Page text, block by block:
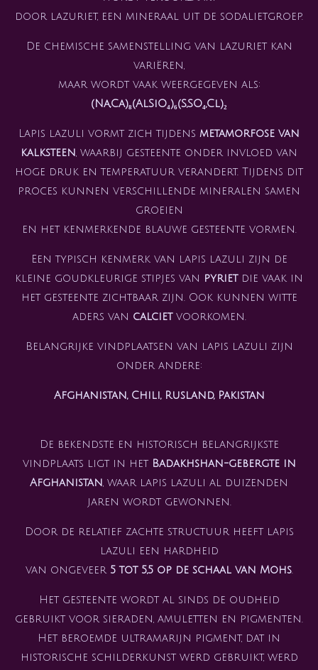
door lazuriet, een mineraal uit de sodalietgroep.
De chemische samenstelling van lazuriet kan
variëren,
maar wordt vaak weergegeven als:
(Na,Ca)₈(AlSiO₄)₆(S,SO₄,Cl)₂
Lapis lazuli vormt zich tijdens metamorfose van
kalksteen , waarbij gesteente onder invloed van
hoge druk en temperatuur verandert. Tijdens dit
proces kunnen verschillende mineralen samen
groeien
en het kenmerkende blauwe gesteente vormen.
Een typisch kenmerk van lapis lazuli zijn de
kleine goudkleurige stipjes van pyrietdie vaak in
het gesteente zichtbaar zijn. Ook kunnen witte
aders van calcietvoorkomen.
Belangrijke vindplaatsen van lapis lazuli zijn
onder andere:
Afghanistan, Chili, Rusland, Pakistan
De bekendste en historisch belangrijkste
vindplaats ligt in het Badakhshan-gebergte in
Afghanistan , waar lapis lazuli al duizenden
jaren wordt gewonnen.
Door de relatief zachte structuur heeft lapis
lazuli een hardheid
van ongeveer 5 tot 5,5 op de schaal van Mohs.
Het gesteente wordt al sinds de oudheid
gebruikt voor sieraden, amuletten en pigmenten.
Het beroemde ultramarijn pigment, dat in
historische schilderkunst werd gebruikt, werd